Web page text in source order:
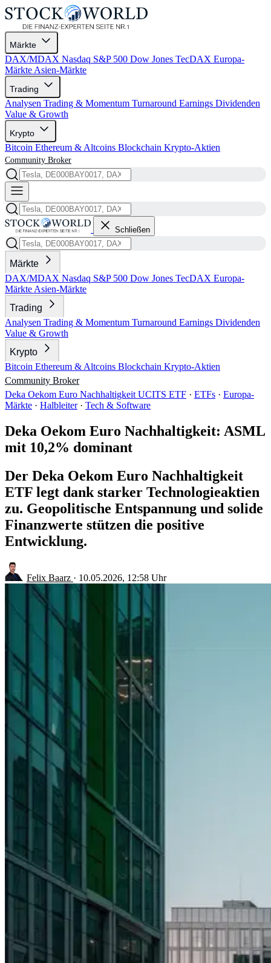
Märkte
DAX/MDAX Nasdaq S&P 500 Dow Jones TecDAX Europa-
Märkte Asien-Märkte
Trading
Analysen Trading & Momentum Turnaround Earnings Dividenden
Value & Growth
Krypto
Bitcoin Ethereum & Altcoins Blockchain Krypto-Aktien
Community Broker
Schließen
Märkte
DAX/MDAX Nasdaq S&P 500 Dow Jones TecDAX Europa-
Märkte Asien-Märkte
Trading
Analysen Trading & Momentum Turnaround Earnings Dividenden
Value & Growth
Krypto
Bitcoin Ethereum & Altcoins Blockchain Krypto-Aktien
Community Broker
Deka Oekom Euro Nachhaltigkeit UCITS ETF · ETFs · Europa-
Märkte · Halbleiter · Tech & Software
Deka Oekom Euro Nachhaltigkeit: ASML
mit 10,2% dominant
Der Deka Oekom Euro Nachhaltigkeit
ETF legt dank starker Technologieaktien
zu. Geopolitische Entspannung und solide
Finanzwerte stützen die positive
Entwicklung.
Felix Baarz · 10.05.2026, 12:58 Uhr